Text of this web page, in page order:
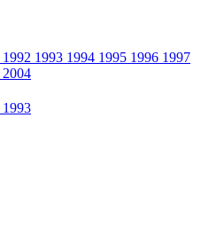
1992 1993 1994 1995 1996 1997
2004
1993